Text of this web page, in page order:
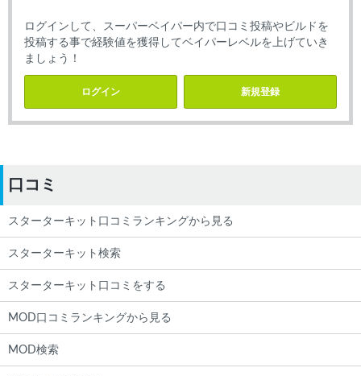
ログインして、スーパーベイパー内で口コミ投稿やビルドを
投稿する事で経験値を獲得してベイパーレベルを上げていき
ましょう！
ログイン 新規登録
口コミ
スターターキット口コミランキングから見る
スターターキット検索
スターターキット口コミをする
MOD口コミランキングから見る
MOD検索